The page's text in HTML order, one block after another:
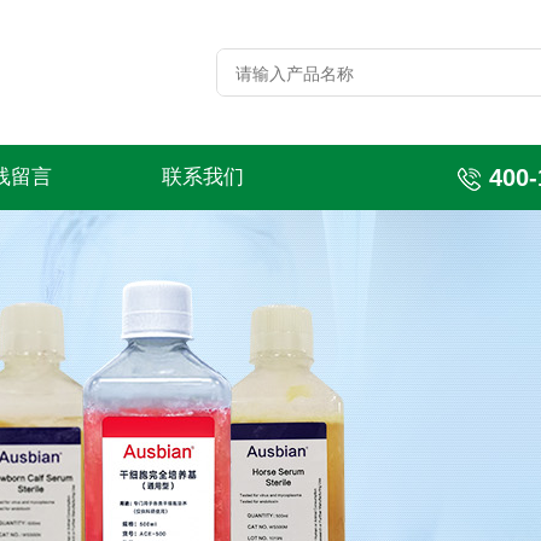
留言 联系我们